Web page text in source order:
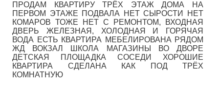
ПРОДАМ КВАРТИРУ ТРЁХ ЭТАЖ ДОМА НА
ПЕРВОМ ЭТАЖЕ ПОДВАЛА НЕТ СЫРОСТИ НЕТ
КОМАРОВ ТОЖЕ НЕТ С РЕМОНТОМ, ВХОДНАЯ
ДВЕРЬ ЖЕЛЕЗНАЯ, ХОЛОДНАЯ И ГОРЯЧАЯ
ВОДА ЕСТЬ КВАРТИРА МЕБЕЛИРОВАНА РЯДОМ
ЖД ВОКЗАЛ ШКОЛА МАГАЗИНЫ ВО ДВОРЕ
ДЕТСКАЯ ПЛОЩАДКА СОСЕДИ ХОРОШИЕ
КВАРТИРА СДЕЛАНА КАК ПОД ТРЁХ
КОМНАТНУЮ